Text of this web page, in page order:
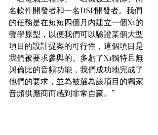
名軟件開發者和一名DSP開發者。我們
的任務是在短短四個月內建立一個X1的
聲學原型，以便我們可以驗證某個大型
項目的設計提案的可行性，這個項目是
我們被要求參與的。多虧了X1獨特且無
與倫比的音頻功能，我們成功地完成了
他們的要求，並為被選為該項目的獨家
音頻供應商而感到非常自豪。”